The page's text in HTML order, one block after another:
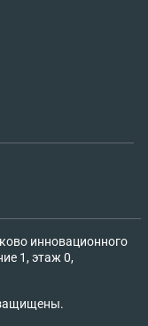
инновационного
1, этаж 0,